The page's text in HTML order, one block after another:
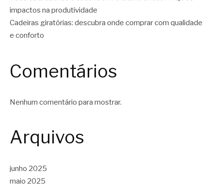
impactos na produtividade
Cadeiras giratórias: descubra onde comprar com qualidade
e conforto
Comentários
Nenhum comentário para mostrar.
Arquivos
junho 2025
maio 2025